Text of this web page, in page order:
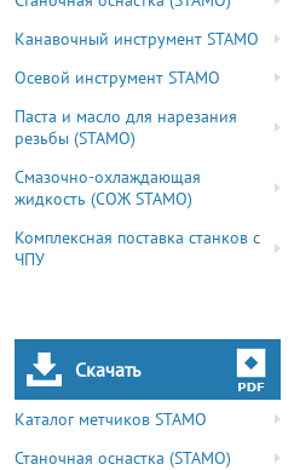
Канавочный инструмент STAMO
Осевой инструмент STAMO
Паста и масло для нарезания
резьбы (STAMO)
Смазочно-охлаждающая
жидкость (СОЖ STAMO)
Комплексная поставка станков с
ЧПУ
Скачать
Каталог метчиков STAMO
Станочная оснастка (STAMO)